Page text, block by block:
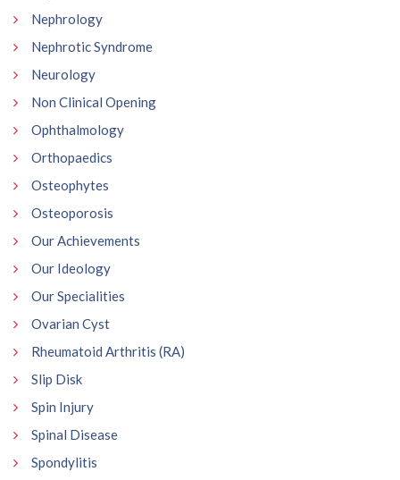
Nephrology
Nephrotic Syndrome
Neurology
Non Clinical Opening
Ophthalmology
Orthopaedics
Osteophytes
Osteoporosis
Our Achievements
Our Ideology
Our Specialities
Ovarian Cyst
Rheumatoid Arthritis (RA)
Slip Disk
Spin Injury
Spinal Disease
Spondylitis